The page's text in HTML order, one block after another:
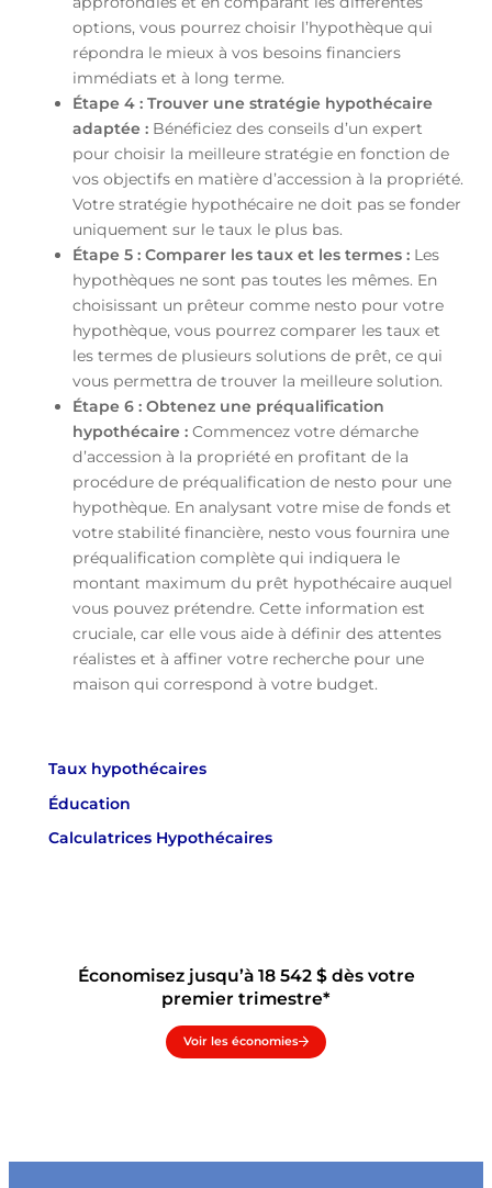
options, vous pourrez choisir l’hypothèque qui
répondra le mieux à vos besoins financiers
immédiats et à long terme.
Étape 4 : Trouver une stratégie hypothécaire
adaptée :Bénéficiez des conseils d’un expert
pour choisir la meilleure stratégie en fonction de
vos objectifs en matière d’accession à la propriété.
Votre stratégie hypothécaire ne doit pas se fonder
uniquement sur le taux le plus bas.
Étape 5 : Comparer les taux et les termes : Les
hypothèques ne sont pas toutes les mêmes. En
choisissant un prêteur comme nesto pour votre
hypothèque, vous pourrez comparer les taux et
les termes de plusieurs solutions de prêt, ce qui
vous permettra de trouver la meilleure solution.
Étape 6 : Obtenez une préqualification
hypothécaire : Commencez votre démarche
d’accession à la propriété en profitant de la
procédure de préqualification de nesto pour une
hypothèque. En analysant votre mise de fonds et
votre stabilité financière, nesto vous fournira une
préqualification complète qui indiquera le
montant maximum du prêt hypothécaire auquel
vous pouvez prétendre. Cette information est
cruciale, car elle vous aide à définir des attentes
réalistes et à affiner votre recherche pour une
maison qui correspond à votre budget.
Taux hypothécaires
Éducation
Calculatrices Hypothécaires
Économisez jusqu’à 18 542 $ dès votre
premier trimestre*
Voir les économies